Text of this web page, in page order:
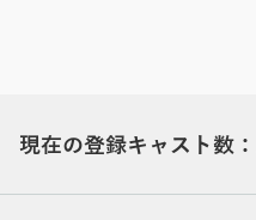
現在の登録キャスト数：